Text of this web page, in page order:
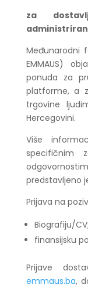
za
Međunarodni
EMMAUS)
ponuda za
platforme, a
trgovine
Hercegovini.
Više
specifičnim
predstavljeno
Prijava na
Biografiju/CV;
finansijsku
Prijave
emmaus.ba,